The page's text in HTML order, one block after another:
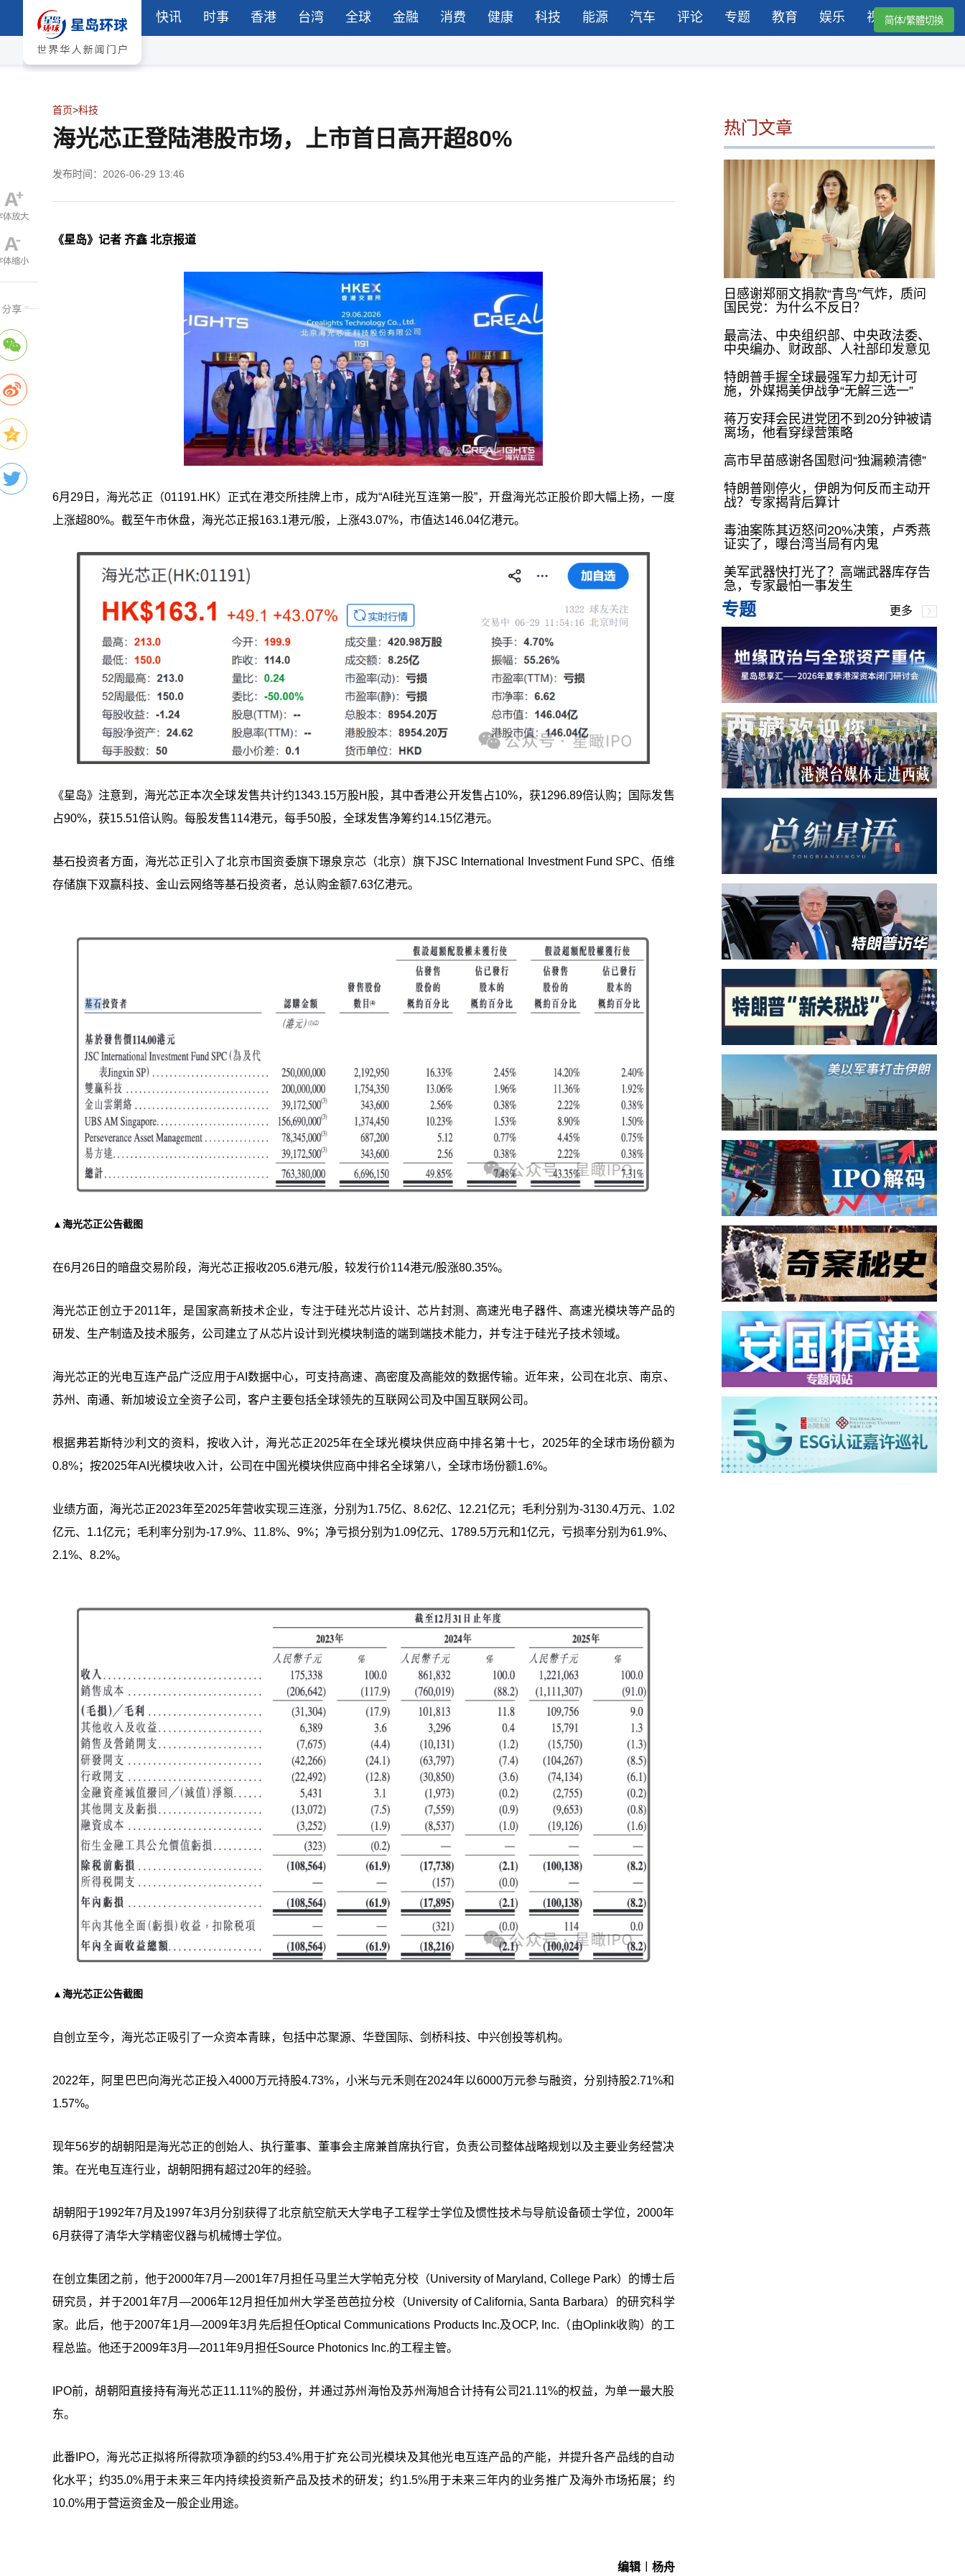
快讯 时事 香港 台湾 全球 金融 消费 健康 科技 能源 汽车 评论 专题 教育 娱乐 视频简体/繁體切換
首页>科技
海光芯正登陆港股市场，上市首日高开超80%
发布时间：2026-06-29 13:46
《星岛》记者 齐鑫 北京报道
6月29日，海光芯正（01191.HK）正式在港交所挂牌上市，成为“AI硅光互连第一股”，开盘海光芯正股价即大幅上扬，一度
上涨超80%。截至午市休盘，海光芯正报163.1港元/股，上涨43.07%，市值达146.04亿港元。
《星岛》注意到，海光芯正本次全球发售共计约1343.15万股H股，其中香港公开发售占10%，获1296.89倍认购；国际发售
占90%，获15.51倍认购。每股发售114港元，每手50股，全球发售净筹约14.15亿港元。
基石投资者方面，海光芯正引入了北京市国资委旗下璟泉京芯（北京）旗下JSC International Investment Fund SPC、佰维
存储旗下双赢科技、金山云网络等基石投资者，总认购金额7.63亿港元。
▲海光芯正公告截图
在6月26日的暗盘交易阶段，海光芯正报收205.6港元/股，较发行价114港元/股涨80.35%。
海光芯正创立于2011年，是国家高新技术企业，专注于硅光芯片设计、芯片封测、高速光电子器件、高速光模块等产品的
研发、生产制造及技术服务，公司建立了从芯片设计到光模块制造的端到端技术能力，并专注于硅光子技术领域。
海光芯正的光电互连产品广泛应用于AI数据中心，可支持高速、高密度及高能效的数据传输。近年来，公司在北京、南京、
苏州、南通、新加坡设立全资子公司，客户主要包括全球领先的互联网公司及中国互联网公司。
根据弗若斯特沙利文的资料，按收入计，海光芯正2025年在全球光模块供应商中排名第十七，2025年的全球市场份额为
0.8%；按2025年AI光模块收入计，公司在中国光模块供应商中排名全球第八，全球市场份额1.6%。
业绩方面，海光芯正2023年至2025年营收实现三连涨，分别为1.75亿、8.62亿、12.21亿元；毛利分别为-3130.4万元、1.02
亿元、1.1亿元；毛利率分别为-17.9%、11.8%、9%；净亏损分别为1.09亿元、1789.5万元和1亿元，亏损率分别为61.9%、
2.1%、8.2%。
▲海光芯正公告截图
自创立至今，海光芯正吸引了一众资本青睐，包括中芯聚源、华登国际、剑桥科技、中兴创投等机构。
2022年，阿里巴巴向海光芯正投入4000万元持股4.73%，小米与元禾则在2024年以6000万元参与融资，分别持股2.71%和
1.57%。
现年56岁的胡朝阳是海光芯正的创始人、执行董事、董事会主席兼首席执行官，负责公司整体战略规划以及主要业务经营决
策。在光电互连行业，胡朝阳拥有超过20年的经验。
胡朝阳于1992年7月及1997年3月分别获得了北京航空航天大学电子工程学士学位及惯性技术与导航设备硕士学位，2000年
6月获得了清华大学精密仪器与机械博士学位。
在创立集团之前，他于2000年7月—2001年7月担任马里兰大学帕克分校（University of Maryland, College Park）的博士后
研究员，并于2001年7月—2006年12月担任加州大学圣芭芭拉分校（University of California, Santa Barbara）的研究科学
家。此后，他于2007年1月—2009年3月先后担任Optical Communications Products Inc.及OCP, Inc.（由Oplink收购）的工
程总监。他还于2009年3月—2011年9月担任Source Photonics Inc.的工程主管。
IPO前，胡朝阳直接持有海光芯正11.11%的股份，并通过苏州海怡及苏州海旭合计持有公司21.11%的权益，为单一最大股
东。
此番IPO，海光芯正拟将所得款项净额的约53.4%用于扩充公司光模块及其他光电互连产品的产能，并提升各产品线的自动
化水平；约35.0%用于未来三年内持续投资新产品及技术的研发；约1.5%用于未来三年内的业务推广及海外市场拓展；约
10.0%用于营运资金及一般企业用途。
编辑︱杨舟
热门文章
日感谢郑丽文捐款“青鸟”气炸，质问
国民党：为什么不反日？
最高法、中央组织部、中央政法委、
中央编办、财政部、人社部印发意见
特朗普手握全球最强军力却无计可
施，外媒揭美伊战争“无解三选一”
蒋万安拜会民进党团不到20分钟被请
离场，他看穿绿营策略
高市早苗感谢各国慰问“独漏赖清德”
特朗普刚停火，伊朗为何反而主动开
战？专家揭背后算计
毒油案陈其迈怒问20%决策，卢秀燕
证实了，曝台湾当局有内鬼
美军武器快打光了？高端武器库存告
急，专家最怕一事发生
专题 更多